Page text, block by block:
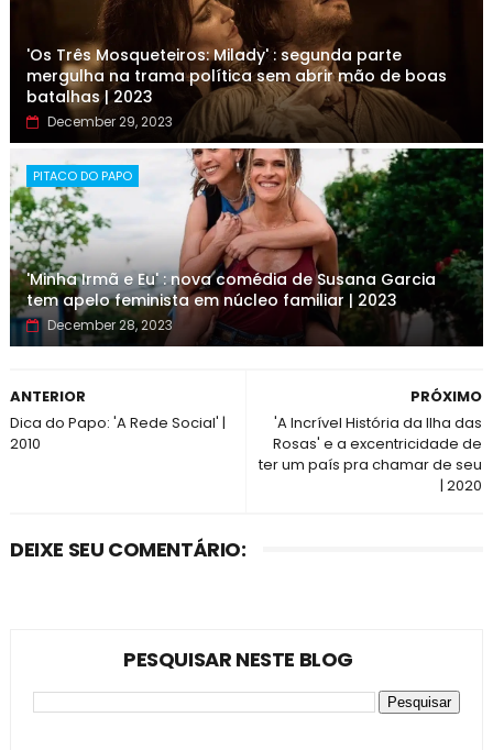
'Os Três Mosqueteiros: Milady' : segunda parte
mergulha na trama política sem abrir mão de boas
batalhas | 2023
December 29, 2023
PITACO DO PAPO
'Minha Irmã e Eu' : nova comédia de Susana Garcia
tem apelo feminista em núcleo familiar | 2023
December 28, 2023
PRÓXIMO
'A Incrível História da Ilha das
Rosas' e a excentricidade de
ter um país pra chamar de seu
| 2020
ANTERIOR
Dica do Papo: 'A Rede Social' |
2010
DEIXE SEU COMENTÁRIO:
PESQUISAR NESTE BLOG